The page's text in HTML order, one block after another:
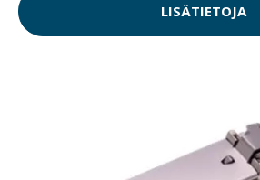
LISÄTIETOJA